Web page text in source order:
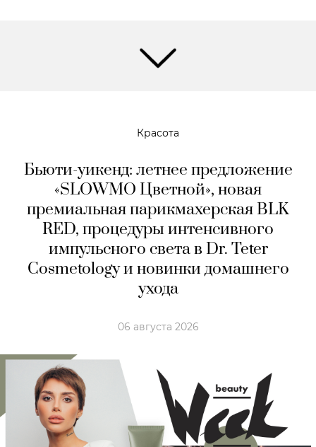
Красота
Бьюти-уикенд: летнее предложение
«SLOWMO Цветной», новая
премиальная парикмахерская BLK
RED, процедуры интенсивного
импульсного света в Dr. Teter
Cosmetology и новинки домашнего
ухода
06 августа 2026